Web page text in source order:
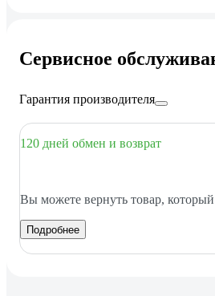
Сервисное
Гарантия производителя
120 дней обмен и возврат
Вы можете вернуть товар,
Подробнее